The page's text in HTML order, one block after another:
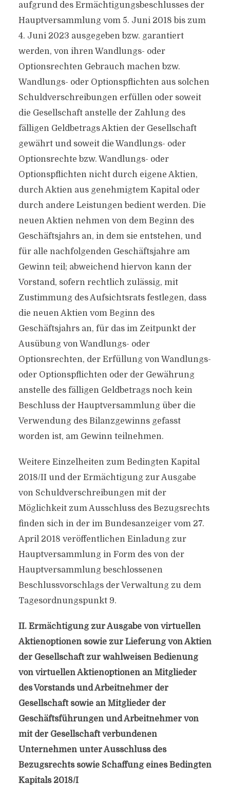
aufgrund des Ermächtigungsbeschlusses der
Hauptversammlung vom 5. Juni 2018 bis zum
4. Juni 2023 ausgegeben bzw. garantiert
werden, von ihren Wandlungs- oder
Optionsrechten Gebrauch machen bzw.
Wandlungs- oder Optionspflichten aus solchen
Schuldverschreibungen erfüllen oder soweit
die Gesellschaft anstelle der Zahlung des
fälligen Geldbetrags Aktien der Gesellschaft
gewährt und soweit die Wandlungs- oder
Optionsrechte bzw. Wandlungs- oder
Optionspflichten nicht durch eigene Aktien,
durch Aktien aus genehmigtem Kapital oder
durch andere Leistungen bedient werden. Die
neuen Aktien nehmen von dem Beginn des
Geschäftsjahrs an, in dem sie entstehen, und
für alle nachfolgenden Geschäftsjahre am
Gewinn teil; abweichend hiervon kann der
Vorstand, sofern rechtlich zulässig, mit
Zustimmung des Aufsichtsrats festlegen, dass
die neuen Aktien vom Beginn des
Geschäftsjahrs an, für das im Zeitpunkt der
Ausübung von Wandlungs- oder
Optionsrechten, der Erfüllung von Wandlungs-
oder Optionspflichten oder der Gewährung
anstelle des fälligen Geldbetrags noch kein
Beschluss der Hauptversammlung über die
Verwendung des Bilanzgewinns gefasst
worden ist, am Gewinn teilnehmen.
Weitere Einzelheiten zum Bedingten Kapital
2018/II und der Ermächtigung zur Ausgabe
von Schuldverschreibungen mit der
Möglichkeit zum Ausschluss des Bezugsrechts
finden sich in der im Bundesanzeiger vom 27.
April 2018 veröffentlichen Einladung zur
Hauptversammlung in Form des von der
Hauptversammlung beschlossenen
Beschlussvorschlags der Verwaltung zu dem
Tagesordnungspunkt 9.
II. Ermächtigung zur Ausgabe von virtuellen
Aktienoptionen sowie zur Lieferung von Aktien
der Gesellschaft zur wahlweisen Bedienung
von virtuellen Aktienoptionen an Mitglieder
des Vorstands und Arbeitnehmer der
Gesellschaft sowie an Mitglieder der
Geschäftsführungen und Arbeitnehmer von
mit der Gesellschaft verbundenen
Unternehmen unter Ausschluss des
Bezugsrechts sowie Schaffung eines Bedingten
Kapitals 2018/I